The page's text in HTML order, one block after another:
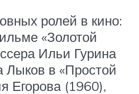
ролей в кино:
«Золотой
Ильи Гурина
Лыков в «Простой
Егорова (1960),